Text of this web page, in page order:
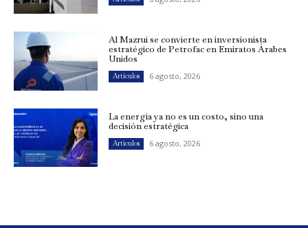
Al Mazrui se convierte en inversionista
estratégico de Petrofac en Emiratos Árabes
Unidos
Artículos 6 agosto, 2026
La energía ya no es un costo, sino una
decisión estratégica
Artículos 6 agosto, 2026